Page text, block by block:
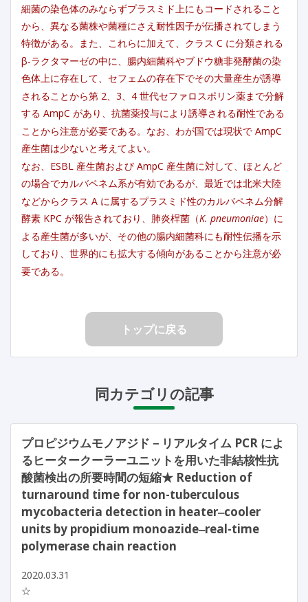
細菌の染色体のみならずプラスミド上にもコードされること
から、異なる菌株や菌種にさえ耐性因子が伝播されてしまう
特徴がある。また、これらに加えて、クラス C に分類される
β-ラクタマーゼの中に、腸内細菌科やブドウ糖非発酵菌の染
色体上に存在して、セフェムの存在下でその大量産生が誘導
されることから第 2、3、4 世代セファロスポリン薬まで分解
する AmpC があり、抗菌薬投与により誘導される耐性である
ことから注意が必要である。なお、わが国では現状で AmpC
産生菌は少ないと考えてよい。
なお、ESBL 産生菌および AmpC 産生菌に対して、ほとんど
の場合でカルバペネム系が有効であるが、最近では北米大陸
などからクラス A に属するプラスミド性のカルバペネム分解
酵素 KPC が報告されており、肺炎桿菌（K. pneumoniae）に
よる産生菌が多いが、その他の腸内細菌科にも耐性伝播を示
しており、世界的にも拡大する傾向があることから注意が必
要である。
トップに戻る
同カテゴリの記事
プロピジウムモノアジド－リアルタイム PCR によ
るヒータークーラーユニットを用いた非結核性抗
酸菌検出の所要時間の短縮★ Reduction of
turnaround time for non-tuberculous
mycobacteria detection in heater‒cooler
units by propidium monoazide‒real-time
polymerase chain reaction
2020.03.31
☆